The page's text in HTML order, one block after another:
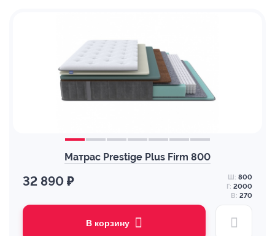
Матрас Prestige Plus Firm 800
32 890 ₽ Ш: 800
Г: 2000
В: 270
В корзину